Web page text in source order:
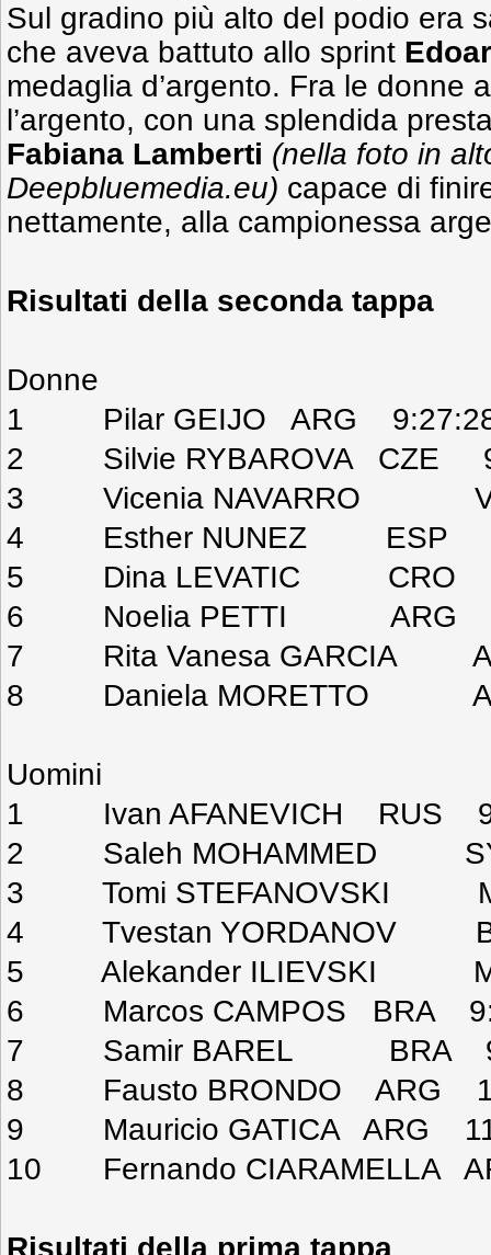
Sul gradino più alto del podio era
che aveva battuto allo sprint
medaglia d’argento. Fra le donne
l’argento, con una splendida
Fabiana Lamberti (nella foto in
Deepbluemedia.eu) capace di
nettamente, alla campionessa
Risultati della seconda tappa
Donne
1 Pilar GEIJO ARG
2 Silvie RYBAROVA CZE
3 Vicenia NAVARRO
4 Esther NUNEZ ESP
5 Dina LEVATIC CRO
6 Noelia PETTI ARG
7 Rita Vanesa GARCIA
8 Daniela MORETTO
Uomini
1 Ivan AFANEVICH RUS
2 Saleh MOHAMMED
3 Tomi STEFANOVSKI
4 Tvestan YORDANOV
5 Alekander ILIEVSKI
6 Marcos CAMPOS BRA
7 Samir BAREL BRA
8 Fausto BRONDO ARG
9 Mauricio GATICA ARG
10 Fernando CIARAMELLA
Risultati della prima tappa